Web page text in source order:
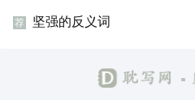
荐 坚强的反义词